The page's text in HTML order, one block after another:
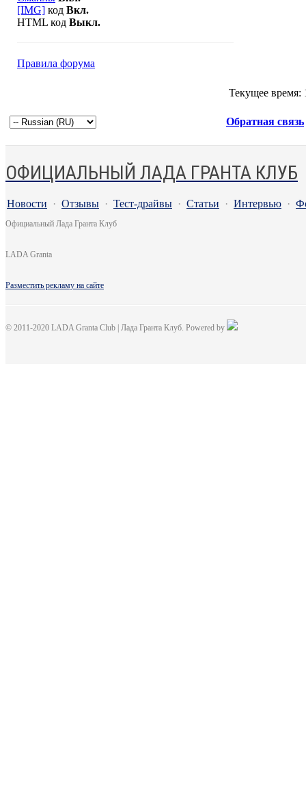
[IMG] код Вкл.
HTML код Выкл.
Правила форума
Текущее время:
Обратная связь
ОФИЦИАЛЬНЫЙ ЛАДА ГРАНТА КЛУБ
Новости · Отзывы · Тест-драйвы · Статьи · Интервью ·
Официальный Лада Гранта Клуб
LADA Granta
Разместить рекламу на сайте
© 2011-2020 LADA Granta Club | Лада Гранта Клуб. Powered by